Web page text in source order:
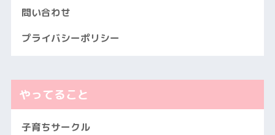
問い合わせ
プライバシーポリシー
やってること
子育ちサークル